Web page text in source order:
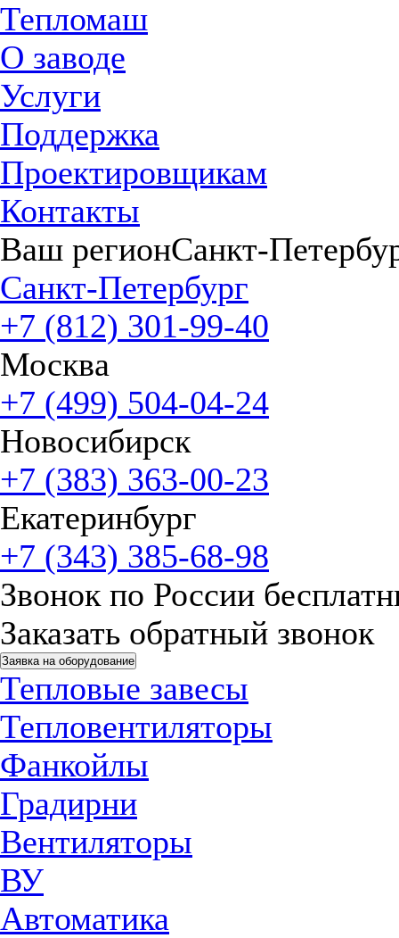
Тепломаш
О заводе
Услуги
Поддержка
Проектировщикам
Контакты
Ваш регионСанкт-
Санкт-Петербург
+7 (812) 301-99-40
Москва
+7 (499) 504-04-24
Новосибирск
+7 (383) 363-00-23
Екатеринбург
+7 (343) 385-68-98
Звонок по России
Заказать обратный звонок
Заявка на оборудование
Тепловые завесы
Тепловентиляторы
Фанкойлы
Градирни
Вентиляторы
ВУ
Автоматика